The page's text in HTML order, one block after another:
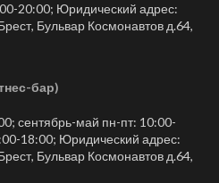
20:00; Юридический адрес:
Бульвар Космонавтов д.64,
бар)
сентябрь-май пн-пт: 10:00-
18:00; Юридический адрес:
Бульвар Космонавтов д.64,